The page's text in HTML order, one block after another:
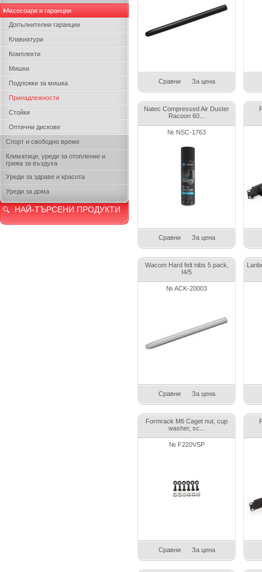
Аксесоари и гаранции
Допълнителни гаранции
Клавиатури
Комплекти
Мишки
Подложки за мишка
Принадлежности
Стойки
Оптични дискове
Спорт и свободно време
Климатици, уреди за отопление и
грижа за въздуха
Уреди за здраве и красота
Уреди за дома
НАЙ-ТЪРСЕНИ ПРОДУКТИ
Сравни За цена
Natec Compressed Air Duster
Racoon 60...
№ NSC-1763
Сравни За цена
Wacom Hard felt nibs 5 pack,
I4/5
№ ACK-20003
Сравни За цена
Formrack M6 Caget nut, cup
washer, sc...
№ F220VSP
Сравни За цена